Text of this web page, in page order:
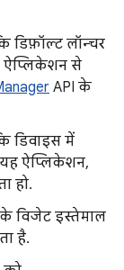
डिफ़ॉल्ट लॉन्चर
ऐप्लिकेशन से
API के
डिवाइस में
यह ऐप्लिकेशन,
हो.
विजेट इस्तेमाल
है.